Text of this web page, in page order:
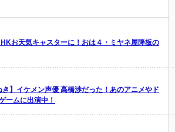
お天気キャスターに！おは４・ミヤネ屋降板の
き】イケメン声優 高橋渉だった！あのアニメやド
ームに出演中！